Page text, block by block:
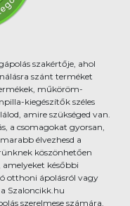
szakértője, ahol
szánt terméket
műköröm-
kiegészítők széles
amire szükséged van.
a csomagokat gyorsan,
élvezhesd a
köszönhetően
későbbi
otthoni ápolásról vagy
Szaloncikk.hu
szerelmese számára.